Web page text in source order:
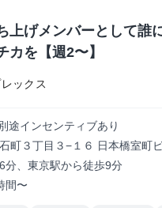
上げメンバーとして誰
カを【週2〜】
ックス
途インセンティブあり
町３丁目３−１６ 日本橋室町
分、東京駅から徒歩9分
間〜